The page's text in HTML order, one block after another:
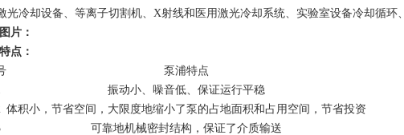
光冷却设备、等离子切割机、X射线和医用激光冷却系统、实验室设备冷却循环
片：
点：
泵浦特点
振动小、噪音低、保证运行平稳
体积小，节省空间，大限度地缩小了泵的占地面积和占用空间，节省投资
可靠地机械密封结构，保证了介质输送